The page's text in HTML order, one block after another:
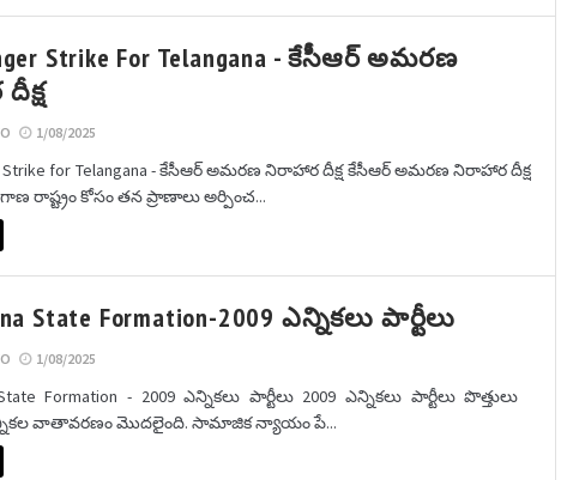
Strike For Telangana - కేసీఆర్ అమరణ
1/08/2025
Strike for Telangana - కేసీఆర్ అమరణ నిరాహార దీక్ష కేసీఆర్ అమరణ నిరాహార దీక్ష
రాష్ట్రం కోసం తన ప్రాణాలు అర్పించ...
State Formation-2009 ఎన్నికలు పార్టీలు
1/08/2025
Formation - 2009 ఎన్నికలు పార్టీలు 2009 ఎన్నికలు పార్టీలు పొత్తులు
వాతావరణం మొదలైంది. సామాజిక న్యాయం పే...